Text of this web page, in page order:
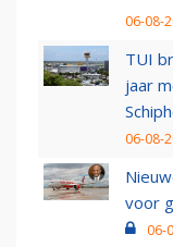
06-08-
TUI
jaar
06-08-
voor
06-